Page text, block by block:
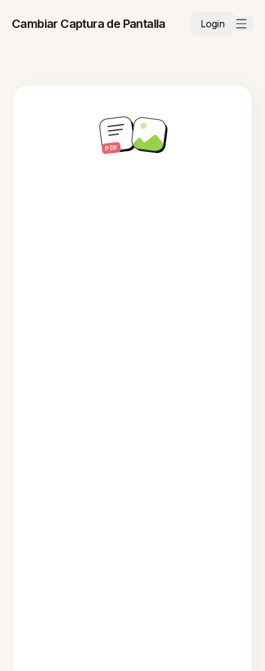
Cambiar Captura de Pantalla Login